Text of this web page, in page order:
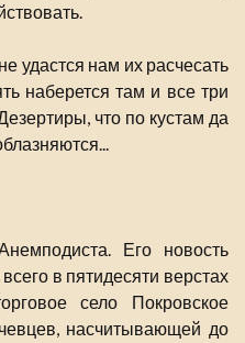
удастся нам их расчесать
наберется там и все три
что по кустам да
Его новость
в пятидесяти верстах
село Покровское
насчитывающей до